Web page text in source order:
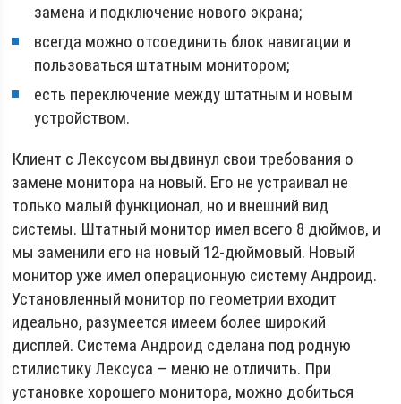
замена и подключение нового экрана;
всегда можно отсоединить блок навигации и
пользоваться штатным монитором;
есть переключение между штатным и новым
устройством.
Клиент с Лексусом выдвинул свои требования о
замене монитора на новый. Его не устраивал не
только малый функционал, но и внешний вид
системы. Штатный монитор имел всего 8 дюймов, и
мы заменили его на новый 12-дюймовый. Новый
монитор уже имел операционную систему Андроид.
Установленный монитор по геометрии входит
идеально, разумеется имеем более широкий
дисплей. Система Андроид сделана под родную
стилистику Лексуса — меню не отличить. При
установке хорошего монитора, можно добиться